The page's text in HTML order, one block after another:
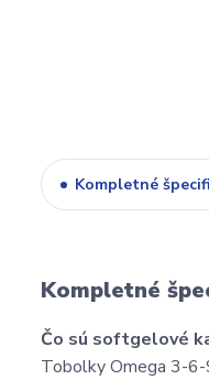
Kompletné
Kompletné
Čo sú softgelové
Tobolky Omega 3-6-